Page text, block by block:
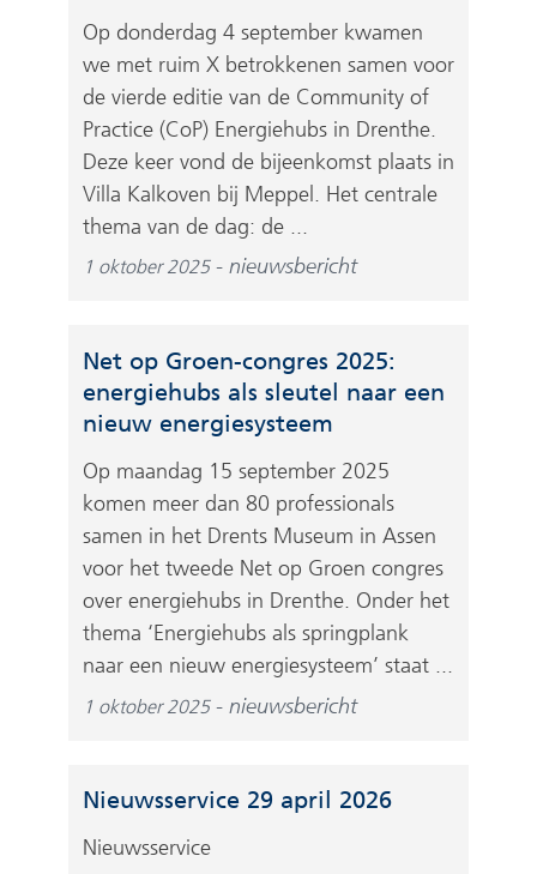
Op donderdag 4 september kwamen
we met ruim X betrokkenen samen voor
de vierde editie van de Community of
Practice (CoP) Energiehubs in Drenthe.
Deze keer vond de bijeenkomst plaats in
Villa Kalkoven bij Meppel. Het centrale
thema van de dag: de ...
1 oktober 2025 nieuwsbericht
Net op Groen-congres 2025:
energiehubs als sleutel naar een
nieuw energiesysteem
Op maandag 15 september 2025
komen meer dan 80 professionals
samen in het Drents Museum in Assen
voor het tweede Net op Groen congres
over energiehubs in Drenthe. Onder het
thema ‘Energiehubs als springplank
naar een nieuw energiesysteem’ staat ...
1 oktober 2025 nieuwsbericht
Nieuwsservice 29 april 2026
Nieuwsservice